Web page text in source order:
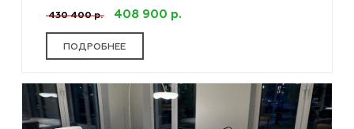
430 400 р. 408 900 р.
ПОДРОБНЕЕ